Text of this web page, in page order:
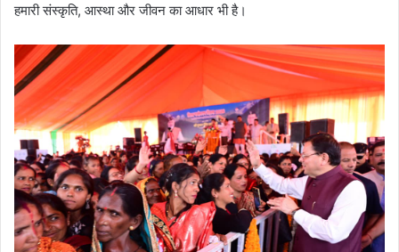
हमारी संस्कृति, आस्था और जीवन का आधार भी है।